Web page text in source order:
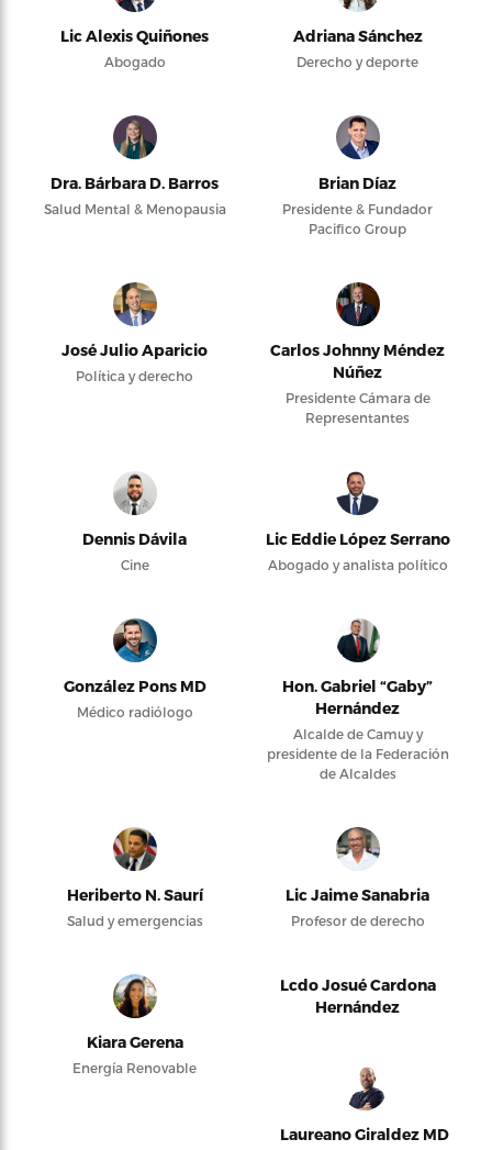
Lic Alexis Quiñones
Abogado
Adriana Sánchez
Derecho y deporte
Dra. Bárbara D. Barros
Salud Mental & Menopausia
Brian Díaz
Presidente & Fundador
Pacifico Group
José Julio Aparicio
Política y derecho
Carlos Johnny Méndez
Núñez
Presidente Cámara de
Representantes
Dennis Dávila
Cine
Lic Eddie López Serrano
Abogado y analista político
González Pons MD
Médico radiólogo
Hon. Gabriel “Gaby”
Hernández
Alcalde de Camuy y
presidente de la Federación
de Alcaldes
Heriberto N. Saurí
Salud y emergencias
Lic Jaime Sanabria
Profesor de derecho
Kiara Gerena
Energía Renovable
Lcdo Josué Cardona
Hernández
Laureano Giraldez MD